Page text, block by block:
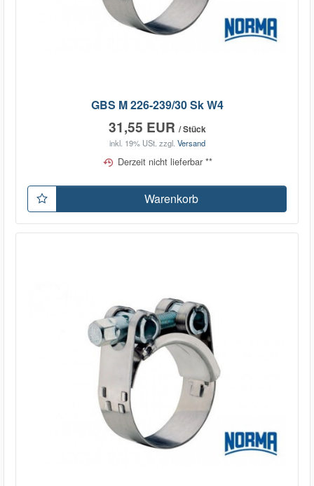
GBS M 226-239/30 Sk W4
31,55 EUR / Stück
inkl. 19% USt. zzgl. Versand
Derzeit nicht lieferbar **
Warenkorb